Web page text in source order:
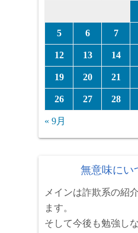
5 6 7
12 13 14
19 20 21
26 27 28
« 9月
無意味にい
メインは詐欺系の紹
ます。
そして今後も勉強し